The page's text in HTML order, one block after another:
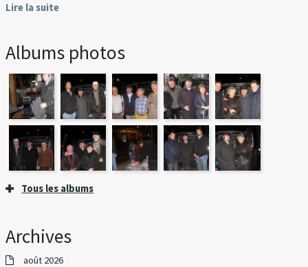
Lire la suite
Albums photos
Tous les albums
Archives
août 2026